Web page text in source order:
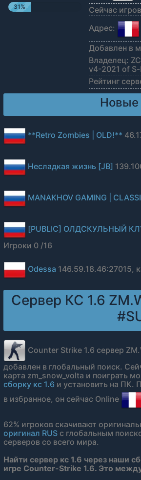
31%
Сейчас
Адрес:
Добавлен в
Владелец:
v4-2021 of S-
Рейтинг
Новые
**Retro Zombies | OLD!**
Несладкая жизнь [JB]
MANAKHOV GAMING |
[PUBLIC] ОЛДСКУЛЬНЫЙ
Игроки 0 /16
Odessa 146.59.18.46:27015,
Сервер КС 1.6
Counter Strike 1.6 сервер
добавлен в глобальный поиск.
карта zm_snow_volta и поиграть
сборку кс 1.6 и установить на ПК.
в избранное, он сейчас Online
62% игроков скачивают
оригинал RUS с глобальным
серверов со всего мира.
Найти сервер кс 1.6 через наши
игре Counter-Strike 1.6. Это